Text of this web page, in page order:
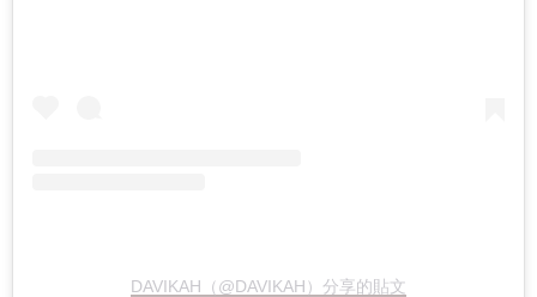
DAVIKAH（@DAVIKAH）分享的貼文